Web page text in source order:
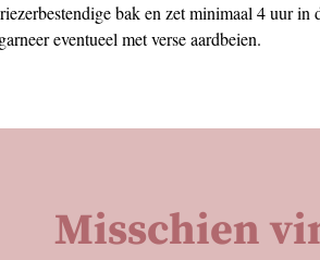
bak en zet minimaal 4 uur
eventueel met verse aardbeien.
Misschien